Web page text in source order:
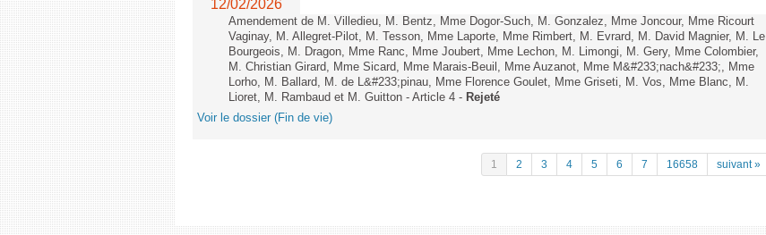
12/02/2026
Amendement de M. Villedieu, M. Bentz, Mme Dogor-Such, M. Gonzalez, Mme Joncour, Mme Ricourt
Vaginay, M. Allegret-Pilot, M. Tesson, Mme Laporte, Mme Rimbert, M. Evrard, M. David Magnier, M. Le
Bourgeois, M. Dragon, Mme Ranc, Mme Joubert, Mme Lechon, M. Limongi, M. Gery, Mme Colombier,
M. Christian Girard, Mme Sicard, Mme Marais-Beuil, Mme Auzanot, Mme M&#233;nach&#233;, Mme
Lorho, M. Ballard, M. de L&#233;pinau, Mme Florence Goulet, Mme Griseti, M. Vos, Mme Blanc, M.
Lioret, M. Rambaud et M. Guitton - Article 4 - Rejeté
Voir le dossier (Fin de vie)
1 2 3 4 5 6 7 16658 suivant »